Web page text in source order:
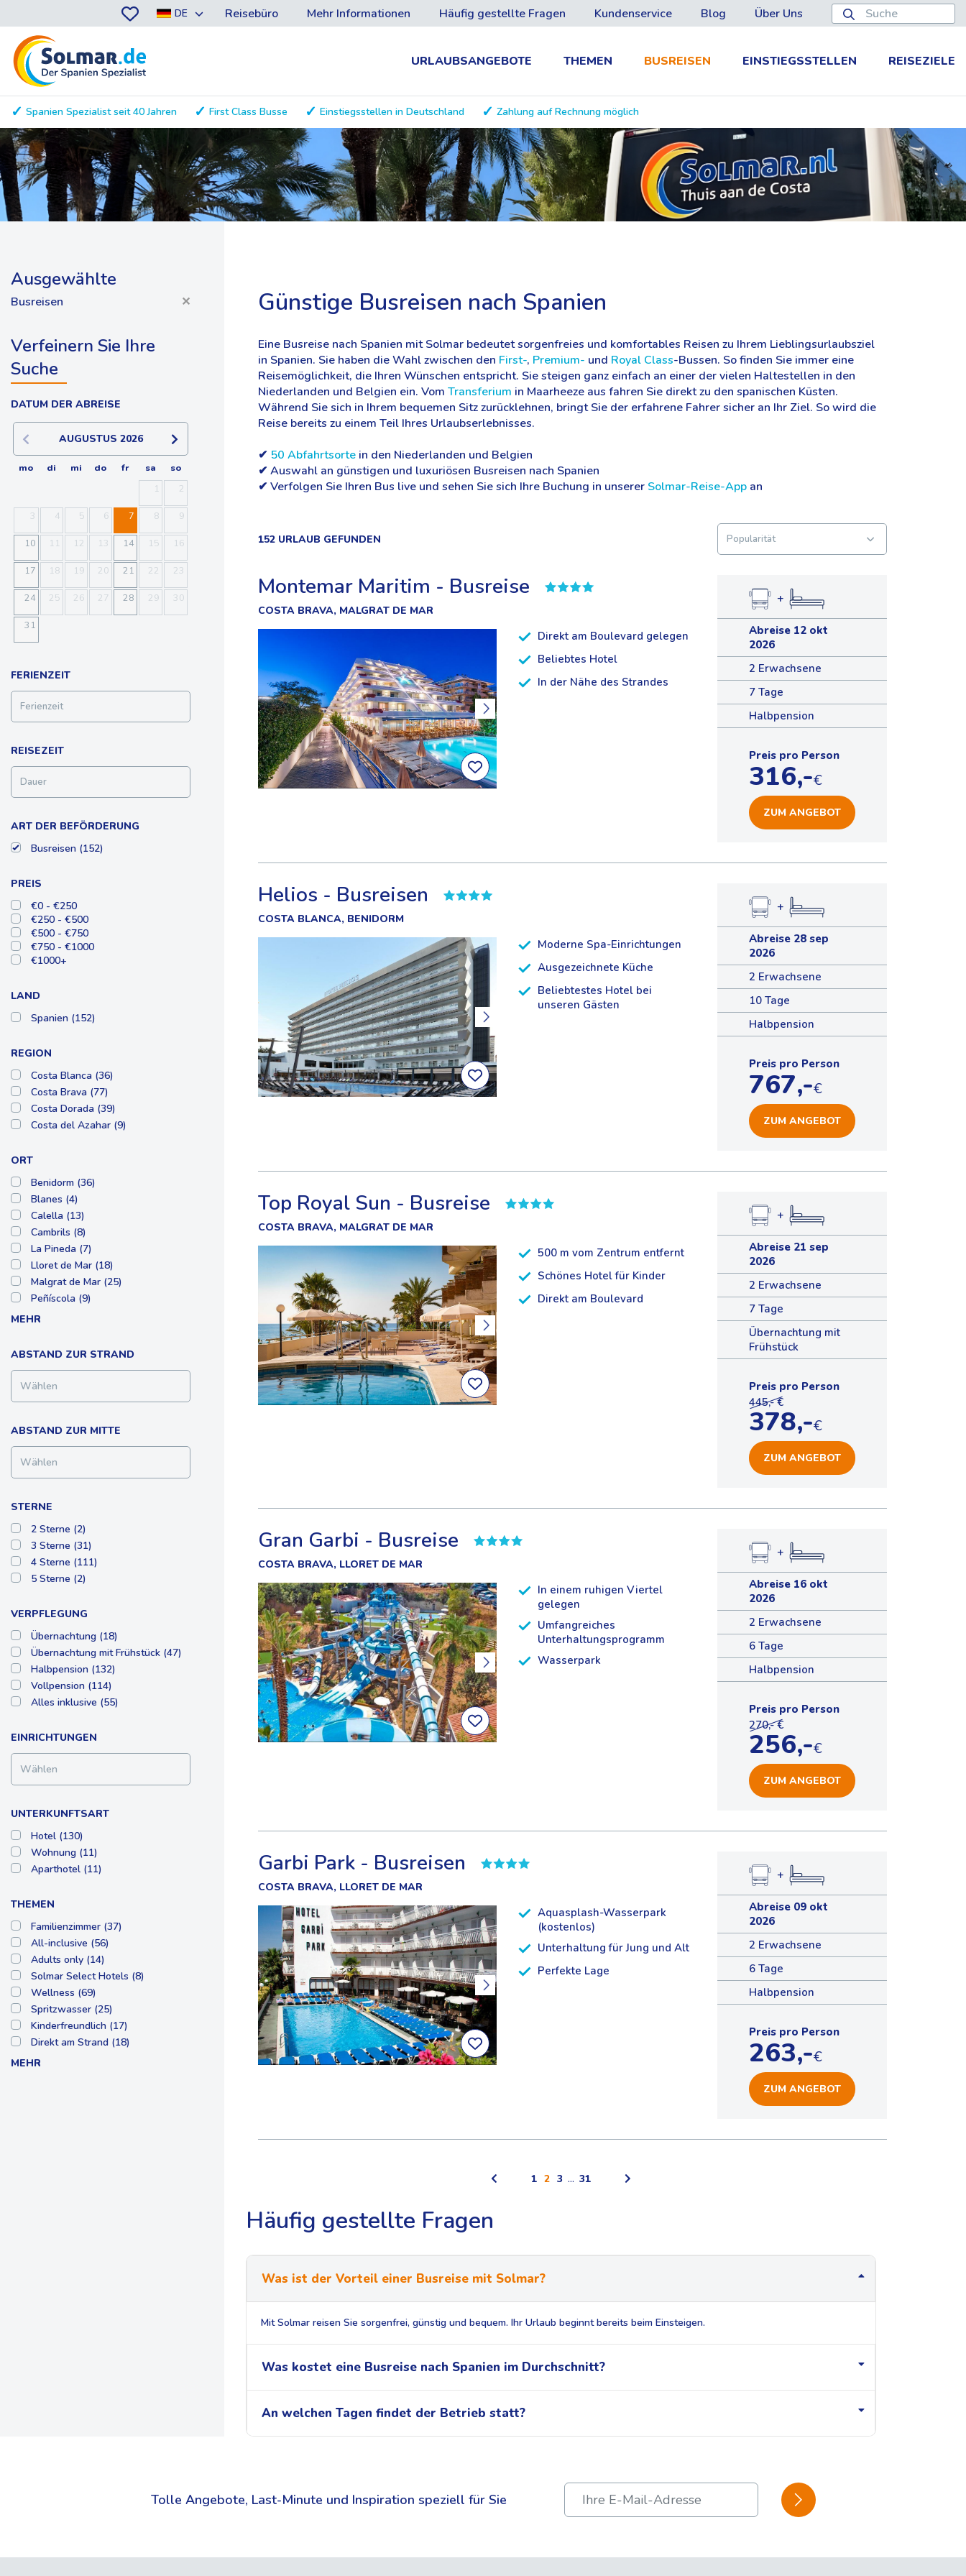
DE Reisebüro Mehr Informationen Häufig gestellte Fragen Kundenservice Blog Über Uns
URLAUBSANGEBOTE THEMEN BUSREISEN EINSTIEGSSTELLEN REISEZIELE
Spanien Spezialist seit 40 Jahren First Class Busse Einstiegsstellen in Deutschland Zahlung auf Rechnung möglich
Günstige Busreisen nach Spanien
Eine Busreise nach Spanien mit Solmar bedeutet sorgenfreies und komfortables Reisen zu Ihrem Lieblingsurlaubsziel
in Spanien. Sie haben die Wahl zwischen den First-, Premium- und Royal Class-Bussen. So finden Sie immer eine
Reisemöglichkeit, die Ihren Wünschen entspricht. Sie steigen ganz einfach an einer der vielen Haltestellen in den
Niederlanden und Belgien ein. VomTransferium in Maarheeze aus fahren Sie direkt zu den spanischen Küsten.
Während Sie sich in Ihrem bequemen Sitz zurücklehnen, bringt Sie der erfahrene Fahrer sicher an Ihr Ziel. So wird die
Reise bereits zu einem Teil Ihres Urlaubserlebnisses.
✔ 50 Abfahrtsorte in den Niederlanden und Belgien
✔ Auswahl an günstigen und luxuriösen Busreisen nach Spanien
✔ Verfolgen Sie Ihren Bus live und sehen Sie sich Ihre Buchung in unserer Solmar-Reise-App an
Ausgewählte
Busreisen ✕
Verfeinern Sie Ihre
Suche
DATUM DER ABREISE
AUGUSTUS 2026
mo di mi do fr sa
so
1
2
3 4 5 6 7 8 9
10 11 12 13 14 15 16
17 18 19 20 21 22 23
24 25 26 27 28 29 30
31
FERIENZEIT
REISEZEIT
ART DER BEFÖRDERUNG
Busreisen (152)
PREIS
€0 - €250
€250 - €500
€500 - €750
€750 - €1000
€1000+
LAND
Spanien (152)
REGION
Costa Blanca (36)
Costa Brava (77)
Costa Dorada (39)
Costa del Azahar (9)
ORT
Benidorm (36)
Blanes (4)
Calella (13)
Cambrils (8)
La Pineda (7)
Lloret de Mar (18)
Malgrat de Mar (25)
Peñíscola (9)
MEHR
ABSTAND ZUR STRAND
Wählen
ABSTAND ZUR MITTE
Wählen
STERNE
2 Sterne (2)
3 Sterne (31)
4 Sterne (111)
5 Sterne (2)
VERPFLEGUNG
Übernachtung (18)
Übernachtung mit Frühstück (47)
Halbpension (132)
Vollpension (114)
Alles inklusive (55)
EINRICHTUNGEN
Wählen
UNTERKUNFTSART
Hotel (130)
Wohnung (11)
Aparthotel (11)
THEMEN
Familienzimmer (37)
All-inclusive (56)
Adults only (14)
Solmar Select Hotels (8)
Wellness (69)
Spritzwasser (25)
Kinderfreundlich (17)
Direkt am Strand (18)
MEHR
152 URLAUB GEFUNDEN
Montemar Maritim - Busreise
COSTA BRAVA, MALGRAT DE MAR
Direkt am Boulevard gelegen
Beliebtes Hotel
In der Nähe des Strandes
+
Abreise 12 okt
2026
2 Erwachsene
7 Tage
Halbpension
Preis pro Person
316,-€
ZUM ANGEBOT
Helios - Busreisen
COSTA BLANCA, BENIDORM
Moderne Spa-Einrichtungen
Ausgezeichnete Küche
Beliebtestes Hotel bei
unseren Gästen
+
Abreise 28 sep
2026
2 Erwachsene
10 Tage
Halbpension
Preis pro Person
767,-€
ZUM ANGEBOT
Top Royal Sun - Busreise
COSTA BRAVA, MALGRAT DE MAR
500 m vom Zentrum entfernt
Schönes Hotel für Kinder
Direkt am Boulevard
+
Abreise 21 sep
2026
2 Erwachsene
7 Tage
Übernachtung mit
Frühstück
Preis pro Person
445,- €
378,-€
ZUM ANGEBOT
Gran Garbi - Busreise
COSTA BRAVA, LLORET DE MAR
In einem ruhigen Viertel
gelegen
Umfangreiches
Unterhaltungsprogramm
Wasserpark
+
Abreise 16 okt
2026
2 Erwachsene
6 Tage
Halbpension
Preis pro Person
270,- €
256,-€
ZUM ANGEBOT
Garbi Park - Busreisen
COSTA BRAVA, LLORET DE MAR
Aquasplash-Wasserpark
(kostenlos)
Unterhaltung für Jung und Alt
Perfekte Lage
+
Abreise 09 okt
2026
2 Erwachsene
6 Tage
Halbpension
Preis pro Person
263,-€
ZUM ANGEBOT
1 2 3 ... 31
Häufig gestellte Fragen
Was ist der Vorteil einer Busreise mit Solmar?
Mit Solmar reisen Sie sorgenfrei, günstig und bequem. Ihr Urlaub beginnt bereits beim Einsteigen.
Was kostet eine Busreise nach Spanien im Durchschnitt?
An welchen Tagen findet der Betrieb statt?
Tolle Angebote, Last-Minute und Inspiration speziell für Sie BESTÄTIGEN